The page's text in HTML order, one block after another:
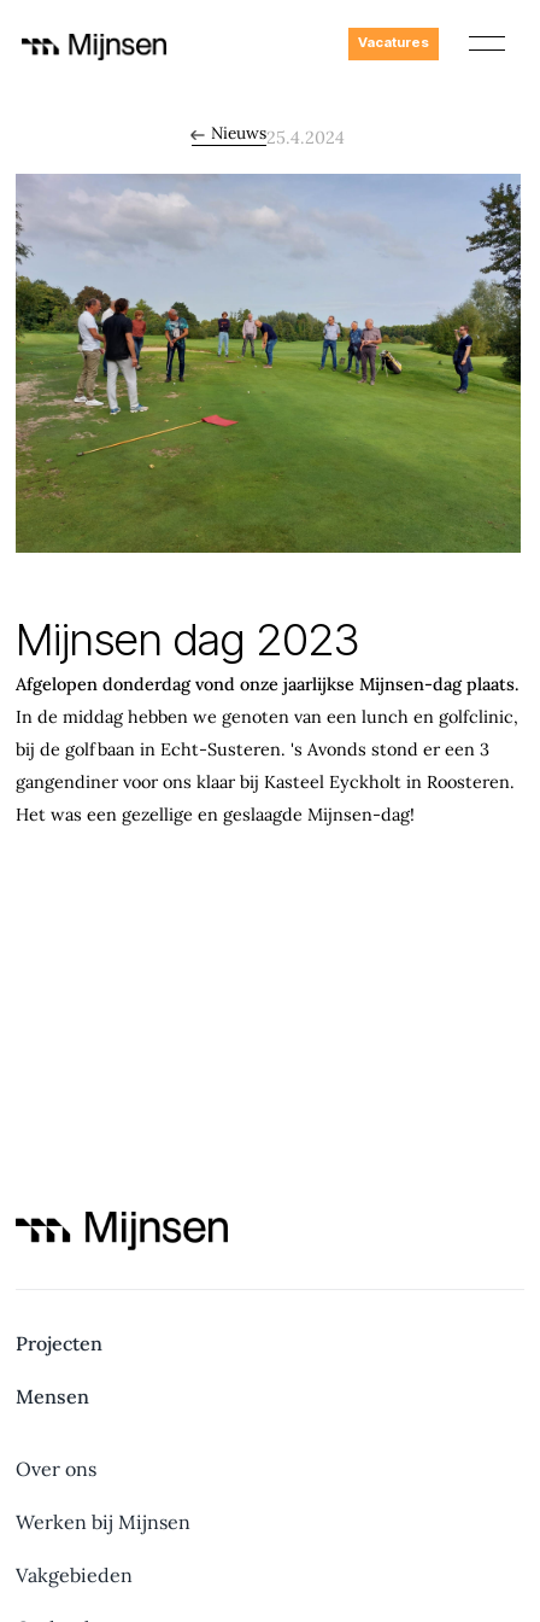
Vacatures
Nieuws25.4.2024
Mijnsen dag 2023
Afgelopen donderdag vond onze jaarlijkse Mijnsen-dag plaats.
In de middag hebben we genoten van een lunch en golfclinic,
bij de golfbaan in Echt-Susteren. 's Avonds stond er een 3
gangendiner voor ons klaar bij Kasteel Eyckholt in Roosteren.
Het was een gezellige en geslaagde Mijnsen-dag!
Projecten
Mensen
Over ons
Werken bij Mijnsen
Vakgebieden